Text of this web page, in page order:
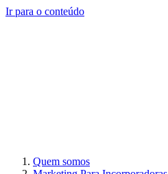
Ir para o conteúdo
Quem somos